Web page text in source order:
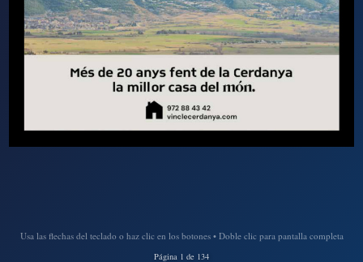
Página 1 de 134
Usa las flechas del teclado o haz clic en los botones • Doble clic para pantalla completa